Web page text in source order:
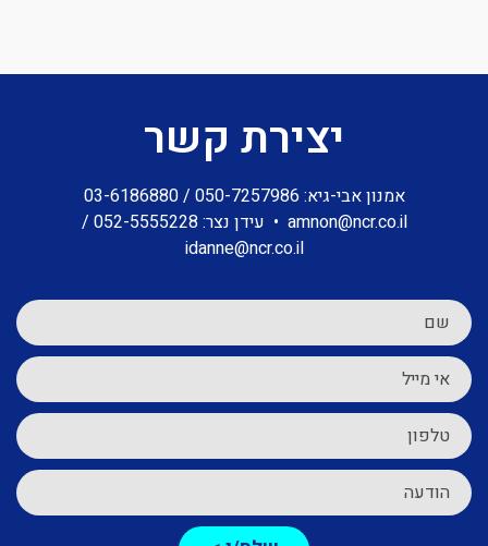
יצירת קשר
אמנון אבי-גיא:050-7257986
/
03-6186880
amnon@ncr.co.il
• עידן נצר:052-5555228
/
idanne@ncr.co.il